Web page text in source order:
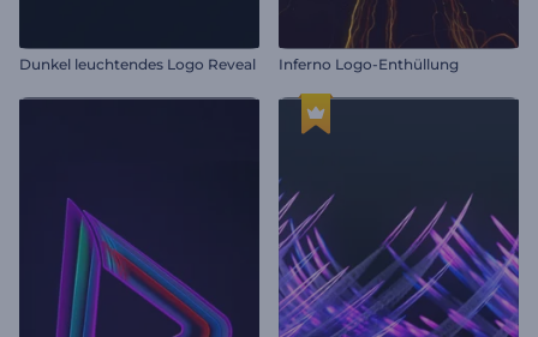
Dunkel leuchtendes Logo Reveal Inferno Logo-Enthüllung